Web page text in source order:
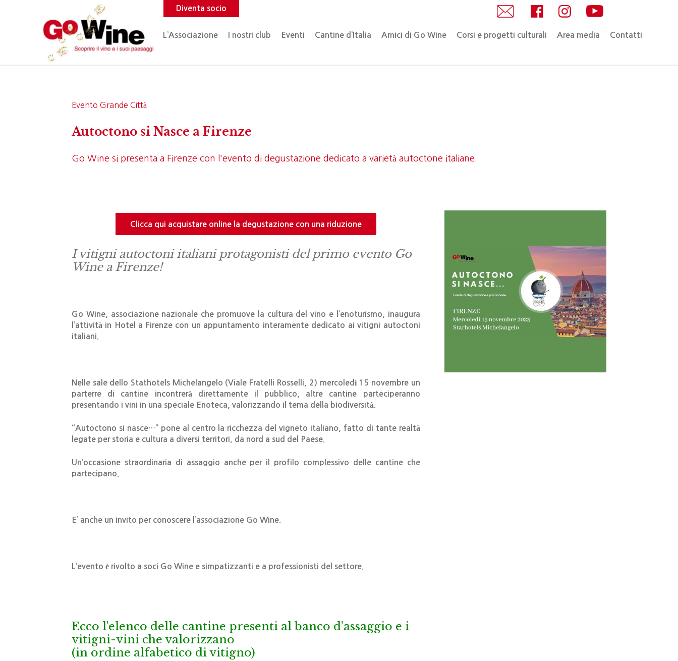
Diventa socio
L’Associazione I nostri club Eventi Cantine d’Italia Amici di Go Wine Corsi e progetti culturali Area media Contatti
Evento Grande Città
Autoctono si Nasce a Firenze
Go Wine si presenta a Firenze con l'evento di degustazione dedicato a varietà autoctone italiane.
Clicca qui acquistare online la degustazione con una riduzione
I vitigni autoctoni italiani protagonisti del primo evento Go
Wine a Firenze!
Go Wine, associazione nazionale che promuove la cultura del vino e l’enoturismo, inaugura
l’attività in Hotel a Firenze con un appuntamento interamente dedicato ai vitigni autoctoni
italiani.
Nelle sale dello Stathotels Michelangelo (Viale Fratelli Rosselli, 2) mercoledì 15 novembre un
parterre di cantine incontrerà direttamente il pubblico, altre cantine parteciperanno
presentando i vini in una speciale Enoteca, valorizzando il tema della biodiversità.
“Autoctono si nasce…” pone al centro la ricchezza del vigneto italiano, fatto di tante realtà
legate per storia e cultura a diversi territori, da nord a sud del Paese.
Un’occasione straordinaria di assaggio anche per il profilo complessivo delle cantine che
partecipano.
E’ anche un invito per conoscere l’associazione Go Wine.
L’evento è rivolto a soci Go Wine e simpatizzanti e a professionisti del settore.
Ecco l’elenco delle cantine presenti al banco d’assaggio e i
vitigni-vini che valorizzano
(in ordine alfabetico di vitigno)